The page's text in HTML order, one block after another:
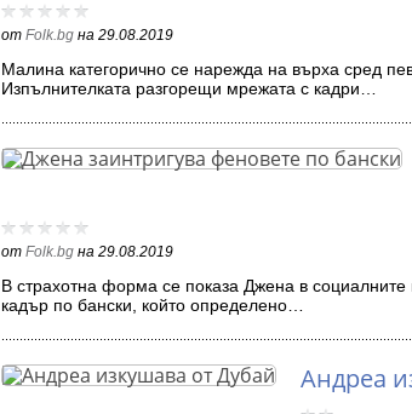
от Folk.bg на 29.08.2019
Малина категорично се нарежда на върха сред
Изпълнителката разгорещи мрежата с кадри…
от Folk.bg на 29.08.2019
В страхотна форма се показа Джена в
кадър по бански, който определено…
Андреа